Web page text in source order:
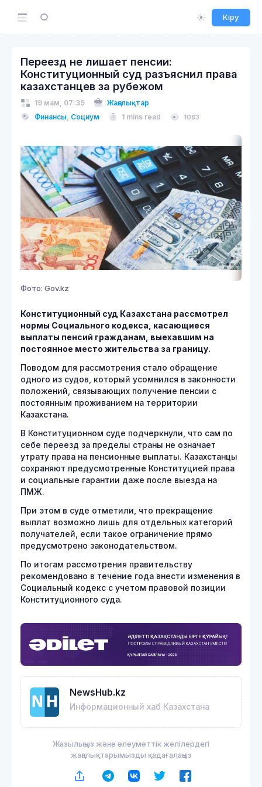
Кіру
Переезд не лишает пенсии:
Конституционный суд разъяснил права
казахстанцев за рубежом
19 мам, 07:39
Жаңалықтар
Финансы, Социум 1 mins read 1083
Фото: Gov.kz
Конституционный суд Казахстана рассмотрел
нормы Социального кодекса, касающиеся
выплаты пенсий гражданам, выехавшим на
постоянное место жительства за границу.
Поводом для рассмотрения стало обращение
одного из судов, который усомнился в законности
положений, связывающих получение пенсии с
постоянным проживанием на территории
Казахстана.
В Конституционном суде подчеркнули, что сам по
себе переезд за пределы страны не означает
утрату права на пенсионные выплаты. Казахстанцы
сохраняют предусмотренные Конституцией права
и социальные гарантии даже после выезда на
ПМЖ.
При этом в суде отметили, что прекращение
выплат возможно лишь для отдельных категорий
получателей, если такое ограничение прямо
предусмотрено законодательством.
По итогам рассмотрения правительству
рекомендовано в течение года внести изменения в
Социальный кодекс с учетом правовой позиции
Конституционного суда.
NewsHub.kz
Информационный хаб Казахстана
Жазылыңыз және әлеуметтік желілердегі
жаңалықтарымызды қадағалаңыз